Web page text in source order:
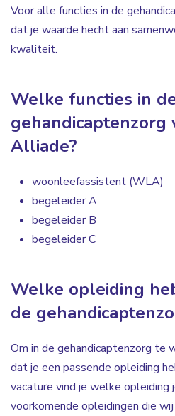
Voor alle functies in de
dat je waarde hecht aan
kwaliteit.
Welke functies in
gehandicaptenzorg
Alliade?
woonleefassistent (WLA)
begeleider A
begeleider B
begeleider C
Welke opleiding
de
Om in de gehandicaptenzorg te
dat je een passende opleiding
vacature vind je welke
voorkomende opleidingen die